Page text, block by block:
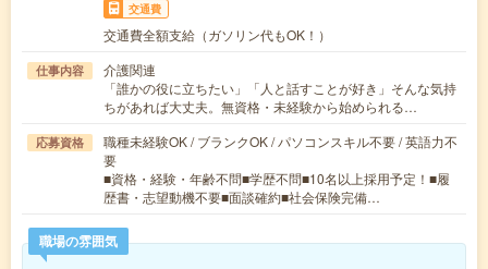
交通費
交通費全額支給（ガソリン代もOK！）
仕事内容
介護関連
「誰かの役に立ちたい」「人と話すことが好き」そんな気持
ちがあれば大丈夫。無資格・未経験から始められる…
応募資格
職種未経験OK / ブランクOK / パソコンスキル不要 / 英語力不
要
■資格・経験・年齢不問■学歴不問■10名以上採用予定！■履
歴書・志望動機不要■面談確約■社会保険完備…
職場の雰囲気